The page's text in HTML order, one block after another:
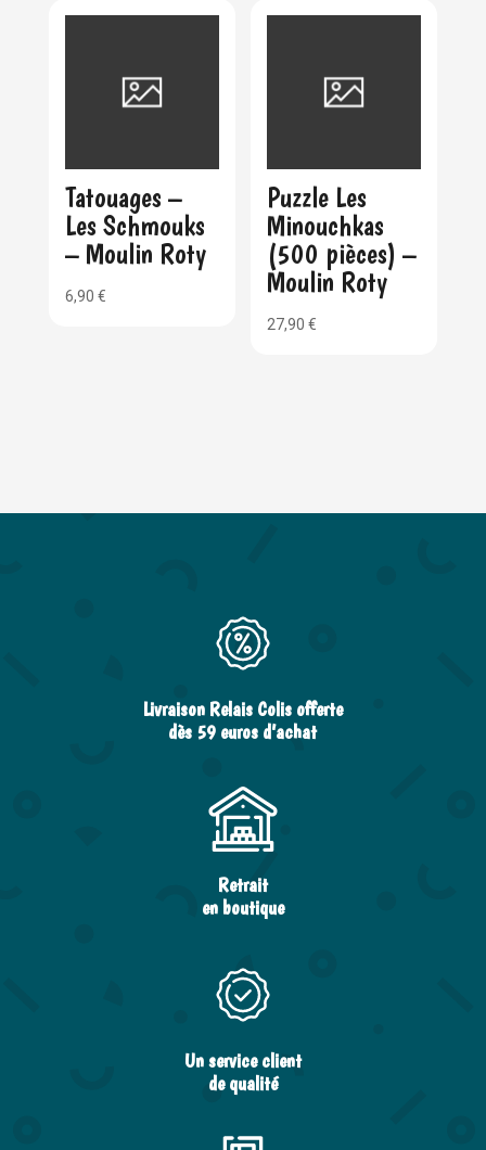
Tatouages –
Les Schmouks
– Moulin Roty
6,90 €
Puzzle Les
Minouchkas
(500 pièces) –
Moulin Roty
27,90€
Livraison Relais Colis offerte
dès 59 euros d’achat
Retrait
en boutique
Un service client
de qualité